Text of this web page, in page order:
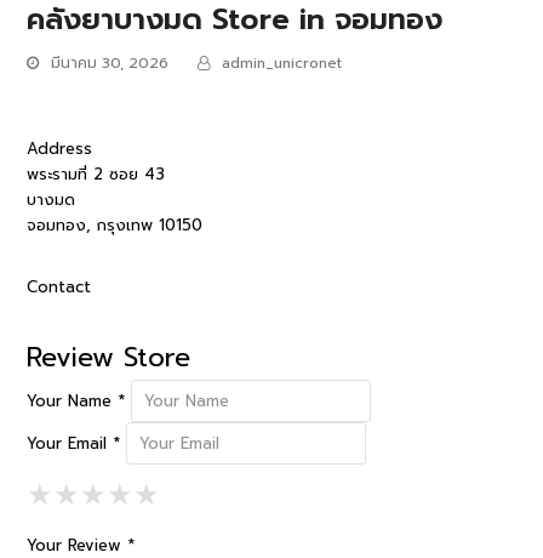
คลังยาบางมด Store in จอมทอง
มีนาคม 30, 2026 admin_unicronet
Address
พระรามที่ 2 ซอย 43
บางมด
จอมทอง, กรุงเทพ 10150
Contact
Review Store
Your Name *
Your Email *
★1 Star
★★2 Stars
★★★3 Stars
★★★★4 Stars
★★★★★5 Stars
Your Review *